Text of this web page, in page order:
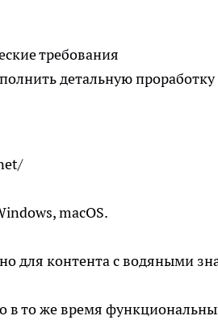
требования
детальную
macOS.
для контента с водяными
в то же время